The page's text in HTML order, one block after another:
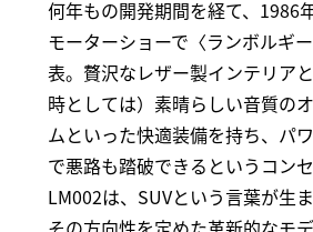
何年もの開発期間を経て、1986
モーターショーで〈ランボルギ
表。贅沢なレザー製インテリア
時としては）素晴らしい音質の
ムといった快適装備を持ち、パ
で悪路も踏破できるというコン
LM002は、SUVという言葉が生